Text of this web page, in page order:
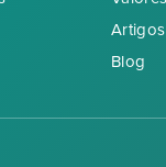
Artigos
Blog